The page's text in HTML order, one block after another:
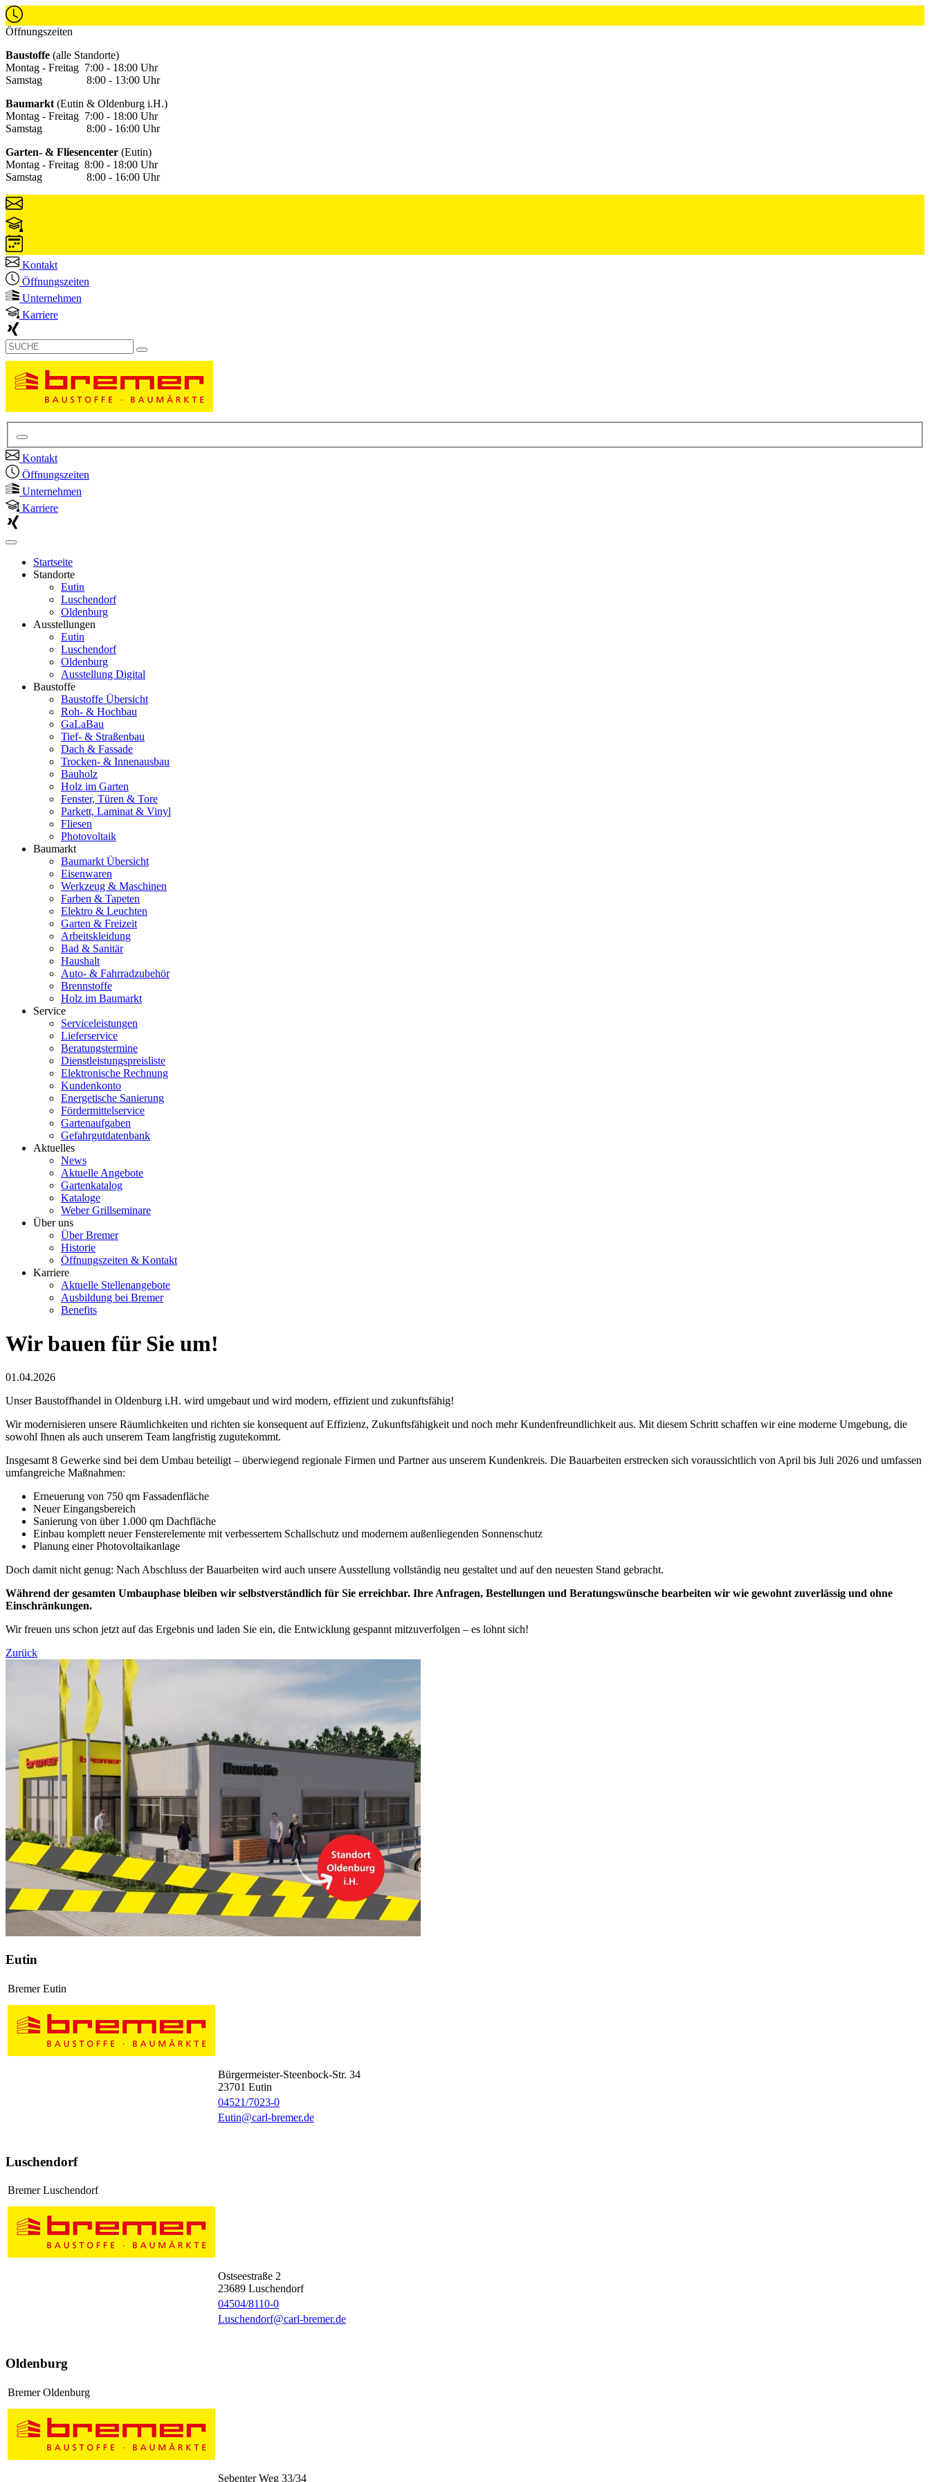
Öffnungszeiten
Baustoffe (alle Standorte)
Montag - Freitag 7:00 - 18:00 Uhr
Samstag 8:00 - 13:00 Uhr
Baumarkt (Eutin & Oldenburg i.H.)
Montag - Freitag 7:00 - 18:00 Uhr
Samstag 8:00 - 16:00 Uhr
Garten- & Fliesencenter (Eutin)
Montag - Freitag 8:00 - 18:00 Uhr
Samstag 8:00 - 16:00 Uhr
Kontakt
Öffnungszeiten
Unternehmen
Karriere
Kontakt
Öffnungszeiten
Unternehmen
Karriere
Startseite
Standorte
Eutin
Luschendorf
Oldenburg
Ausstellungen
Eutin
Luschendorf
Oldenburg
Ausstellung Digital
Baustoffe
Baustoffe Übersicht
Roh- & Hochbau
GaLaBau
Tief- & Straßenbau
Dach & Fassade
Trocken- & Innenausbau
Bauholz
Holz im Garten
Fenster, Türen & Tore
Parkett, Laminat & Vinyl
Fliesen
Photovoltaik
Baumarkt
Baumarkt Übersicht
Eisenwaren
Werkzeug & Maschinen
Farben & Tapeten
Elektro & Leuchten
Garten & Freizeit
Arbeitskleidung
Bad & Sanitär
Haushalt
Auto- & Fahrradzubehör
Brennstoffe
Holz im Baumarkt
Service
Serviceleistungen
Lieferservice
Beratungstermine
Dienstleistungspreisliste
Elektronische Rechnung
Kundenkonto
Energetische Sanierung
Fördermittelservice
Gartenaufgaben
Gefahrgutdatenbank
Aktuelles
News
Aktuelle Angebote
Gartenkatalog
Kataloge
Weber Grillseminare
Über uns
Über Bremer
Historie
Öffnungszeiten & Kontakt
Karriere
Aktuelle Stellenangebote
Ausbildung bei Bremer
Benefits
Wir bauen für Sie um!
01.04.2026
Unser Baustoffhandel in Oldenburg i.H. wird umgebaut und wird modern, effizient und zukunftsfähig!
Wir modernisieren unsere Räumlichkeiten und richten sie konsequent auf Effizienz, Zukunftsfähigkeit und noch mehr Kundenfreundlichkeit aus. Mit diesem Schritt schaffen wir eine moderne Umgebung, die
sowohl Ihnen als auch unserem Team langfristig zugutekommt.
Insgesamt 8 Gewerke sind bei dem Umbau beteiligt – überwiegend regionale Firmen und Partner aus unserem Kundenkreis. Die Bauarbeiten erstrecken sich voraussichtlich von April bis Juli 2026 und umfassen
umfangreiche Maßnahmen:
Erneuerung von 750 qm Fassadenfläche
Neuer Eingangsbereich
Sanierung von über 1.000 qm Dachfläche
Einbau komplett neuer Fensterelemente mit verbessertem Schallschutz und modernem außenliegenden Sonnenschutz
Planung einer Photovoltaikanlage
Doch damit nicht genug: Nach Abschluss der Bauarbeiten wird auch unsere Ausstellung vollständig neu gestaltet und auf den neuesten Stand gebracht.
Während der gesamten Umbauphase bleiben wir selbstverständlich für Sie erreichbar. Ihre Anfragen, Bestellungen und Beratungswünsche bearbeiten wir wie gewohnt zuverlässig und ohne
Einschränkungen.
Wir freuen uns schon jetzt auf das Ergebnis und laden Sie ein, die Entwicklung gespannt mitzuverfolgen – es lohnt sich!
Zurück
Eutin
Bremer Eutin
Bürgermeister-Steenbock-Str. 34
23701 Eutin
04521/7023-0
Eutin@carl-bremer.de
Luschendorf
Bremer Luschendorf
Ostseestraße 2
23689 Luschendorf
04504/8110-0
Luschendorf@carl-bremer.de
Oldenburg
Bremer Oldenburg
Sebenter Weg 33/34